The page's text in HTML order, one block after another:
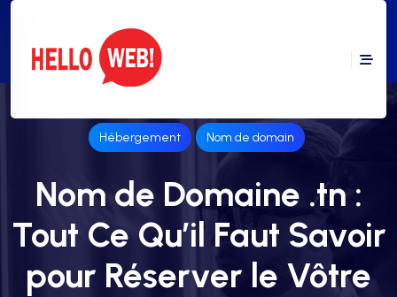
Hébergement Nom de domain
Nom de Domaine .tn :
Tout Ce Qu’il Faut Savoir
pour Réserver le Vôtre